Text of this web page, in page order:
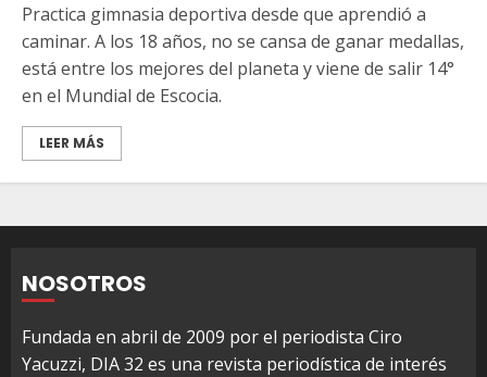
Practica gimnasia deportiva desde que aprendió a
caminar. A los 18 años, no se cansa de ganar medallas,
está entre los mejores del planeta y viene de salir 14°
en el Mundial de Escocia.
LEER MÁS
NOSOTROS
Fundada en abril de 2009 por el periodista Ciro
Yacuzzi, DIA 32 es una revista periodística de interés